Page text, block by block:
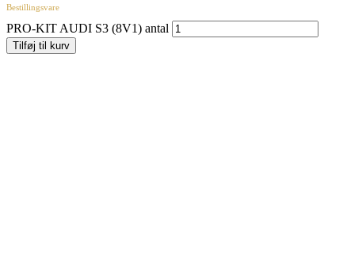
Bestillingsvare
PRO-KIT AUDI S3 (8V1) antal
Tilføj til kurv